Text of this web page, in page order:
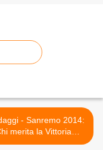
- Sanremo 2014:
merita la Vittoria
Giovani >